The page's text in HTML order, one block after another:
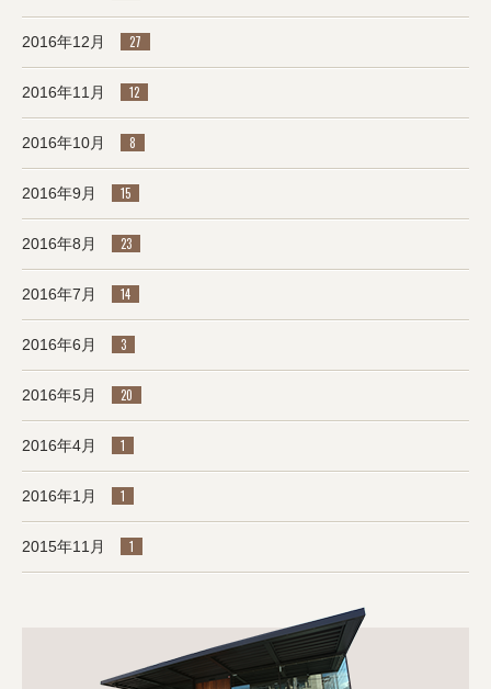
2016年12月 27
2016年11月 12
2016年10月 8
2016年9月 15
2016年8月 23
2016年7月 14
2016年6月 3
2016年5月 20
2016年4月 1
2016年1月 1
2015年11月 1